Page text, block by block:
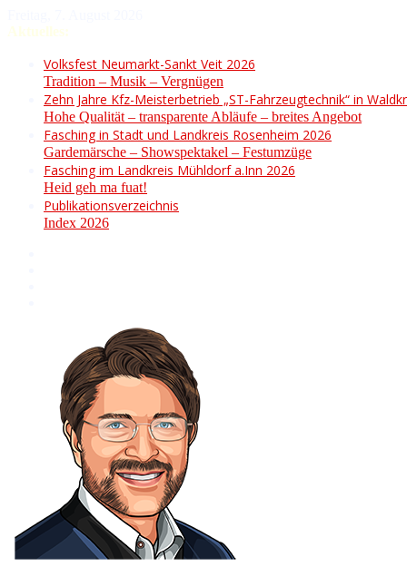
Aktuelles:
Volksfest Neumarkt-Sankt Veit 2026
Tradition – Musik – Vergnügen
Zehn Jahre Kfz-Meisterbetrieb „ST-Fahrzeugtechnik“ in
Hohe Qualität – transparente Abläufe – breites Angebot
Fasching in Stadt und Landkreis Rosenheim 2026
Gardemärsche – Showspektakel – Festumzüge
Fasching im Landkreis Mühldorf a.Inn 2026
Heid geh ma fuat!
Publikationsverzeichnis
Index 2026